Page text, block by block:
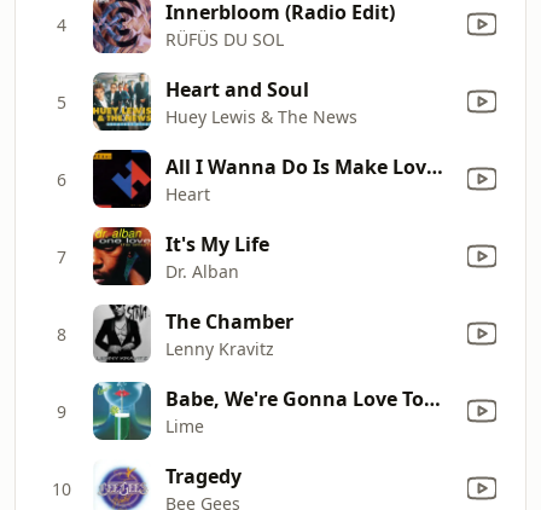
4 Innerbloom (Radio Edit)
RÜFÜS DU SOL
5 Heart and Soul
Huey Lewis & The News
6 All I Wanna Do Is Make Love to You
Heart
7 It's My Life
Dr. Alban
8 The Chamber
Lenny Kravitz
9 Babe, We're Gonna Love Tonight (Radio Mix)
Lime
10 Tragedy
Bee Gees